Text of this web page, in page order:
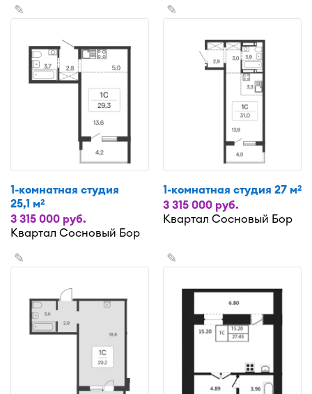
✎
1-комнатная студия
25,1 м2
3 315 000 руб.
Квартал Сосновый Бор
✎
1-комнатная студия 27 м2
3 315 000 руб.
Квартал Сосновый Бор
✎ ✎